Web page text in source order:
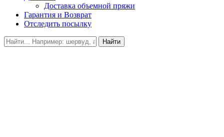
Доставка объемной пряжи
Гарантия и Возврат
Отследить посылку
Найти